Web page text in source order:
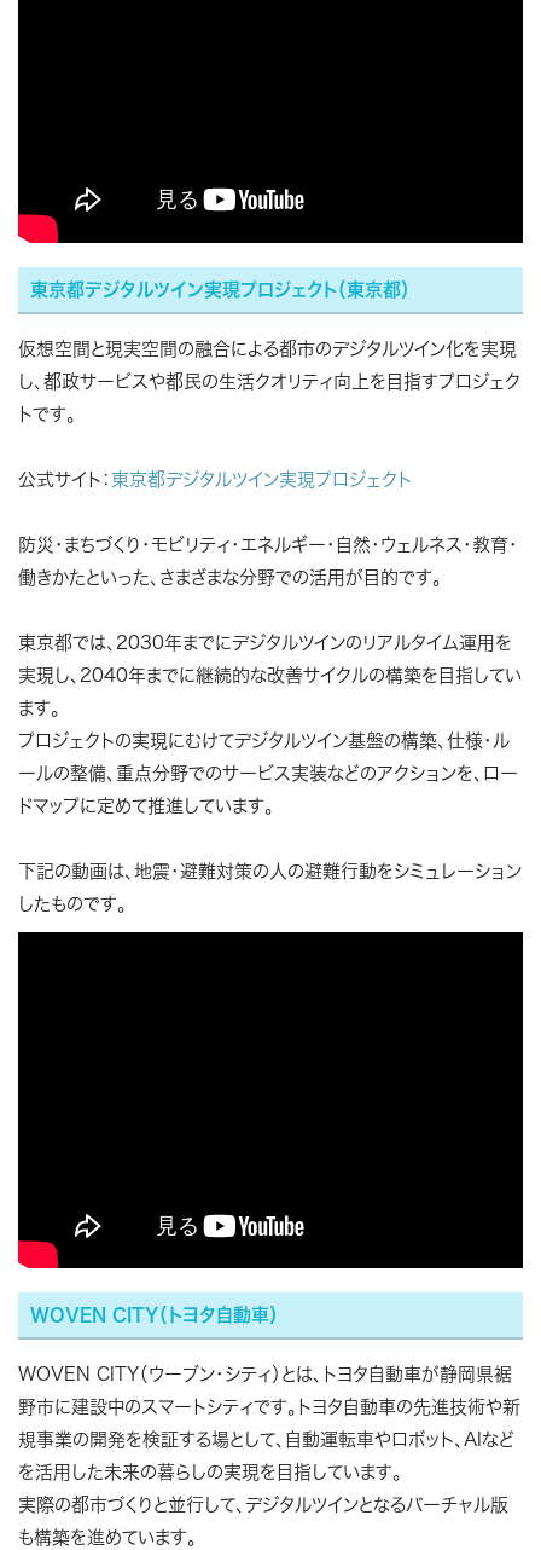
東京都デジタルツイン実現プロジェクト（東京都）
仮想空間と現実空間の融合による都市のデジタルツイン化を実現
し、都政サービスや都民の生活クオリティ向上を目指すプロジェク
トです。
公式サイト： 東京都デジタルツイン実現プロジェクト
防災・まちづくり・モビリティ・エネルギー・自然・ウェルネス・教育・
働きかたといった、さまざまな分野での活用が目的です。
東京都では、2030年までにデジタルツインのリアルタイム運用を
実現し、2040年までに継続的な改善サイクルの構築を目指してい
ます。
プロジェクトの実現にむけてデジタルツイン基盤の構築、仕様・ル
ールの整備、重点分野でのサービス実装などのアクションを、ロー
ドマップに定めて推進しています。
下記の動画は、地震・避難対策の人の避難行動をシミュレーション
したものです。
WOVEN CITY（トヨタ自動車）
WOVEN CITY（ウーブン・シティ）とは、トヨタ自動車が静岡県裾
野市に建設中のスマートシティです。トヨタ自動車の先進技術や新
規事業の開発を検証する場として、自動運転車やロボット、AIなど
を活用した未来の暮らしの実現を目指しています。
実際の都市づくりと並行して、デジタルツインとなるバーチャル版
も構築を進めています。